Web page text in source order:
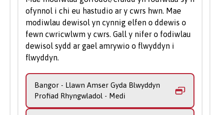
Eich Camau Nesaf
Cysylltwch â Derbyniadau:Os oes
gennych gwestiynau neu fod angen
arweiniad arnoch, mae ein tîm
Derbyniadau cyfeillgar ar gael i’ch
helpu.
Gwnewch Gais Ar-lein
di-asgwrn-cefn. Mae hyn yn cynnwys
agweddau cymhwysol megis ymddygiad,
entomoleg, parasitoleg, bioleg
ddatblygiadol, bioleg esblygiadol, a'r
rhyngweithio rhwng anifeiliaid a'u
hamgylcheddau.
Mae gwaith maes yn rhan annatod o'r radd.
Caiff teithiau maes gorfodol a dewisol eu
cynllunio i wella eich gwybodaeth a'ch
ofynnol i chi eu hastudio ar y cwrs hwn. Mae
modiwlau dewisol yn cynnig elfen o ddewis o
fewn cwricwlwm y cwrs. Gall y nifer o fodiwlau
dewisol sydd ar gael amrywio o flwyddyn i
flwyddyn.
Bangor - Llawn Amser Gyda Blwyddyn
Profiad Rhyngwladol - Medi